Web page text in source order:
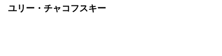
ユリー・チャコフスキー